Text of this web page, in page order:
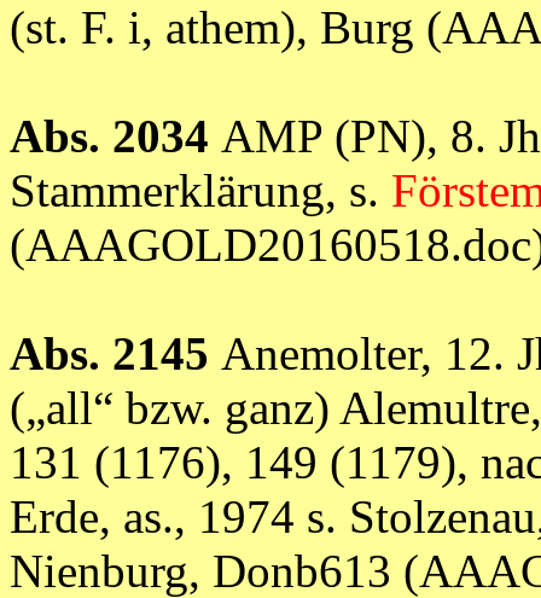
(st. F. i, athem), Burg
Abs. 2034 AMP (PN), 8.
Stammerklärung, s.
Abs. 2145 Anemolter, 12.
(„all“ bzw. ganz)
131 (1176), 149 (1179),
Erde, as., 1974 s.
Nienburg, Donb613